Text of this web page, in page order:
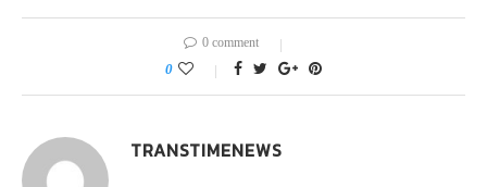
0 comment
0
TRANSTIMENEWS